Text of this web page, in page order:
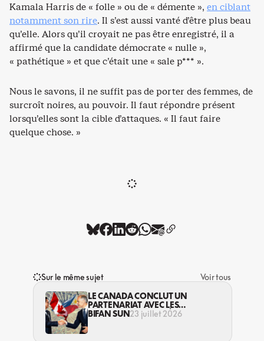
Kamala Harris de « folle » ou de « démente », en ciblant
notamment son rire. Il s’est aussi vanté d’être plus beau
qu’elle. Alors qu’il croyait ne pas être enregistré, il a
affirmé que la candidate démocrate « nulle »,
« pathétique » et que c’était une « sale p*** ».
Nous le savons, il ne suffit pas de porter des femmes, de
surcroît noires, au pouvoir. Il faut répondre présent
lorsqu’elles sont la cible d’attaques. « Il faut faire
quelque chose. »
Sur le même sujet
Voir tous
LE CANADA CONCLUT UN
PARTENARIAT AVEC LES
PHILIPPINES, MALGRÉ DES
VIOLATIONS DE DROITS
BIFAN SUN23 juillet 2026